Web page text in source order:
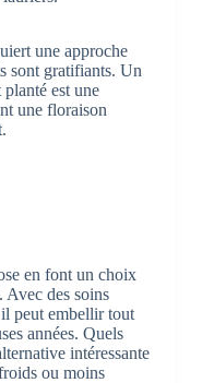
une approche
sont gratifiants. Un
est une
une floraison
en font un choix
Avec des soins
peut embellir tout
années. Quels
intéressante
ou moins